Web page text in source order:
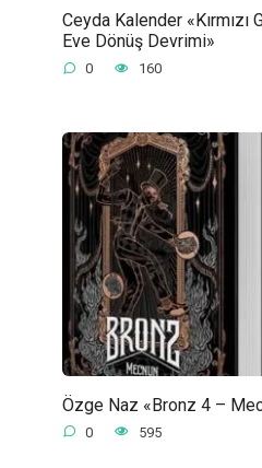
Ceyda Kalender «Kırmızı
Eve Dönüş Devrimi»
0 160
Özge Naz «Bronz 4 –
0 595